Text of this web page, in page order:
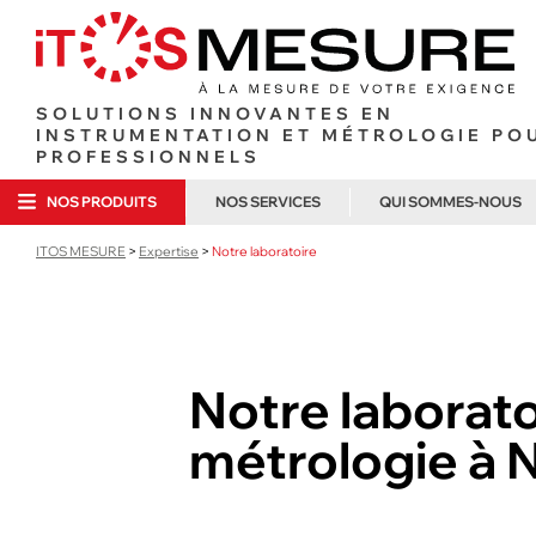
SOLUTIONS INNOVANTES EN
INSTRUMENTATION ET MÉTROLOGIE
PROFESSIONNELS
NOS PRODUITS NOS SERVICES
LOCATION COURTE DURÉE
LOCATION LONGUE DURÉE
QUI SOMMES-NOUS
NOUS
ITOS MESURE > Expertise > Notre laboratoire
Notre
métrologie à